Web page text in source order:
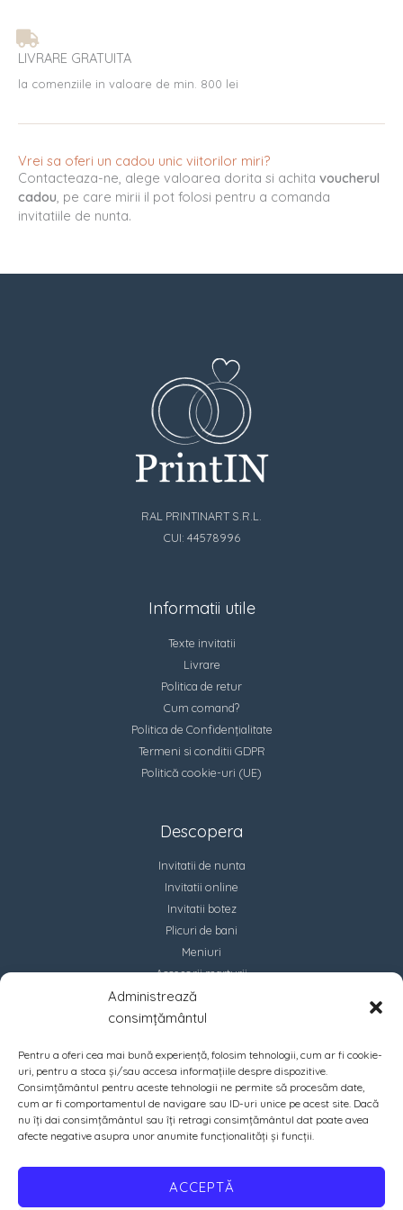
Administrează
consimțământul
Pentru a oferi cea mai bună experiență, folosim tehnologii, cum ar fi cookie-
uri, pentru a stoca și/sau accesa informațiile despre dispozitive.
Consimțământul pentru aceste tehnologii ne permite să procesăm date,
cum ar fi comportamentul de navigare sau ID-uri unice pe acest site. Dacă
nu îți dai consimțământul sau îți retragi consimțământul dat poate avea
afecte negative asupra unor anumite funcționalități și funcții.
ACCEPTĂ
LIVRARE GRATUITA
la comenziile in valoare de min. 800 lei
Vrei sa oferi un cadou unic viitorilor miri?
Contacteaza-ne, alege valoarea dorita si achita voucherul
cadou , pe care mirii il pot folosi pentru a comanda
invitatiile de nunta.
RAL PRINTINART S.R.L.
CUI: 44578996
Informatii utile
Texte invitatii
Livrare
Politica de retur
Cum comand?
Politica de Confidențialitate
Termeni si conditii GDPR
Politică cookie-uri (UE)
Descopera
Invitatii de nunta
Invitatii online
Invitatii botez
Plicuri de bani
Meniuri
Accesorii marturii
Contact